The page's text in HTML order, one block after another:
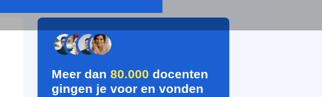
Meer dan80.000 docenten
gingen je voor en vonden